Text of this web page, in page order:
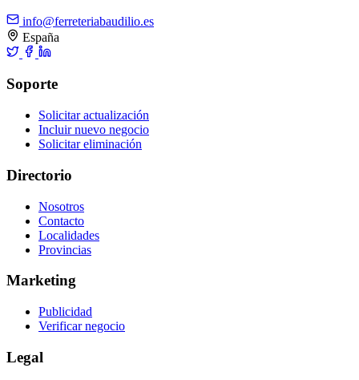
info@ferreteriabaudilio.es
España
Soporte
Solicitar actualización
Incluir nuevo negocio
Solicitar eliminación
Directorio
Nosotros
Contacto
Localidades
Provincias
Marketing
Publicidad
Verificar negocio
Legal